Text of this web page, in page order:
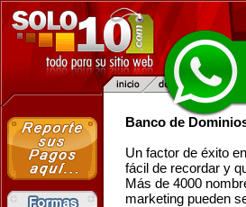
Banco de
Un factor de éxito
fácil de recordar y
Más de 4000
marketing pueden